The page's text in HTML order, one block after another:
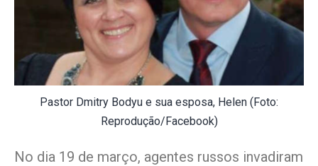
Pastor Dmitry Bodyu e sua esposa, Helen (Foto:
Reprodução/Facebook)
No dia 19 de março, agentes russos invadiram